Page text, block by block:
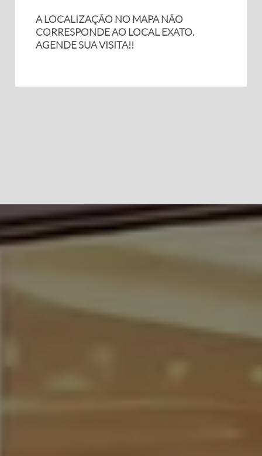
A LOCALIZAÇÃO NO MAPA NÃO
CORRESPONDE AO LOCAL EXATO.
AGENDE SUA VISITA!!